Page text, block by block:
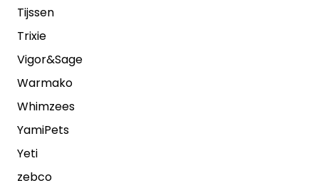
Tijssen
Trixie
Vigor&Sage
Warmako
Whimzees
YamiPets
Yeti
zebco